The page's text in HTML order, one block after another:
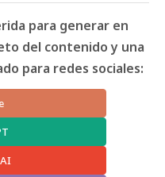
para generar en
del contenido y una
para redes sociales: